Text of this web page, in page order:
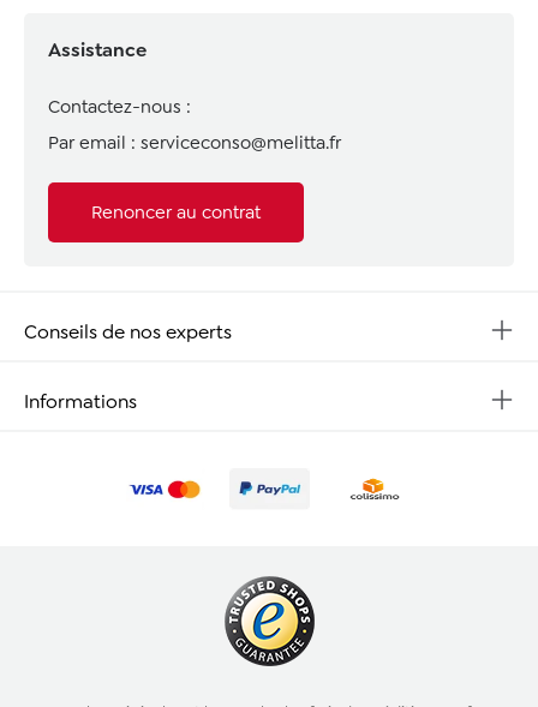
Assistance
Contactez-nous :
Par email : serviceconso@melitta.fr
Renoncer au contrat
Conseils de nos experts
Informations